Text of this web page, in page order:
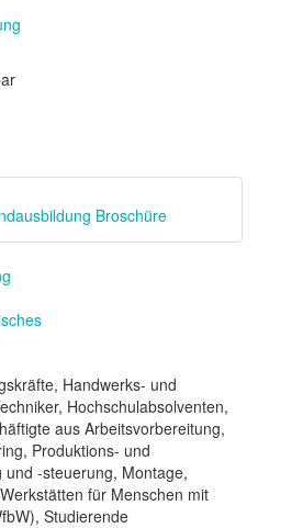
Broschüre
Handwerks- und
Hochschulabsolventen,
aus Arbeitsvorbereitung,
Produktions- und
und -steuerung, Montage,
für Menschen mit
Studierende